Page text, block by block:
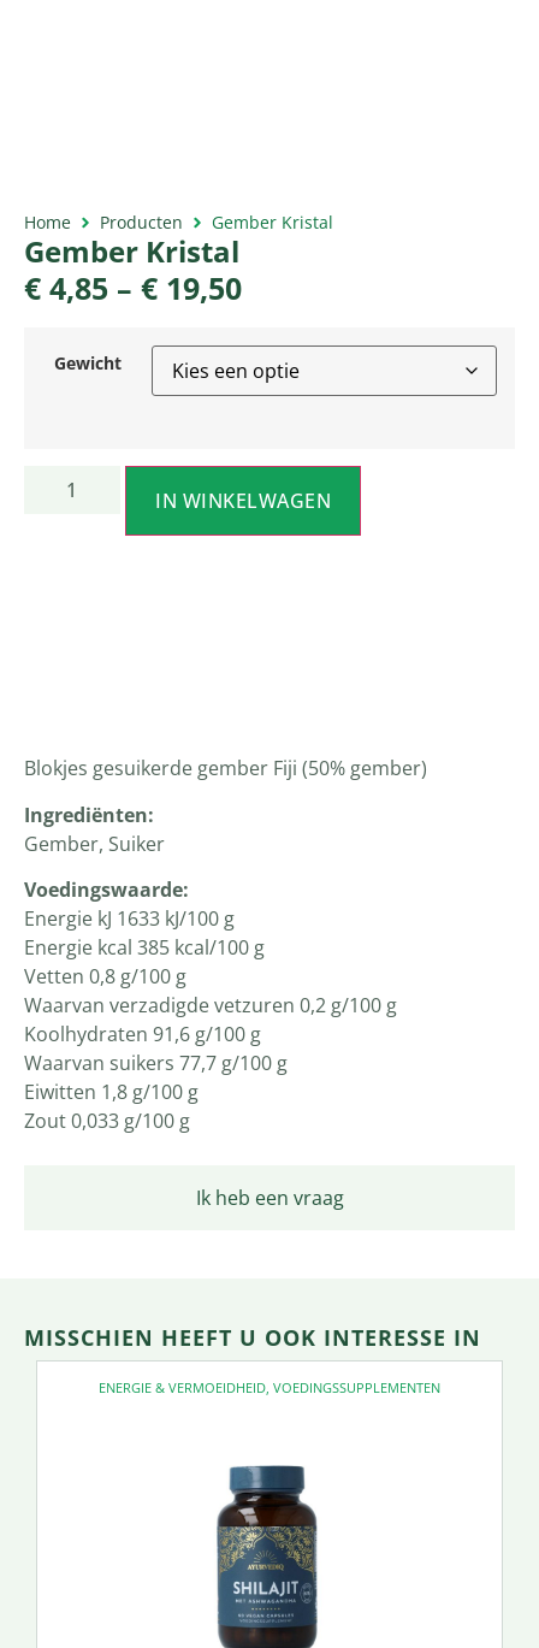
Home Producten Gember Kristal
Gember Kristal
€ 4,85 – € 19,50
Gewicht
IN WINKELWAGEN
Ik heb een vraag
Blokjes gesuikerde gember Fiji (50% gember)
Ingrediënten:
Gember, Suiker
Voedingswaarde:
Energie kJ 1633 kJ/100 g
Energie kcal 385 kcal/100 g
Vetten 0,8 g/100 g
Waarvan verzadigde vetzuren 0,2 g/100 g
Koolhydraten 91,6 g/100 g
Waarvan suikers 77,7 g/100 g
Eiwitten 1,8 g/100 g
Zout 0,033 g/100 g
MISSCHIEN HEEFT U OOK INTERESSE IN
ENERGIE & VERMOEIDHEID VOEDINGSSUPPLEMENTEN